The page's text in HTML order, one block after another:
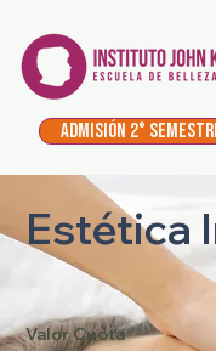
ADMISIÓN 2°
Estética
Valor Cuota